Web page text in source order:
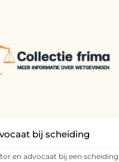
bij scheiding
en advocaat bij een